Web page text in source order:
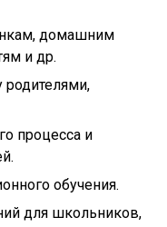
домашним
и др.
процесса и
обучения.
для школьников,